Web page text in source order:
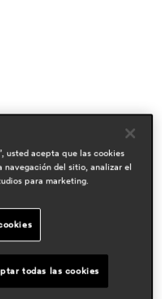
usted acepta que las cookies
navegación del sitio, analizar el
para marketing.
todas las cookies